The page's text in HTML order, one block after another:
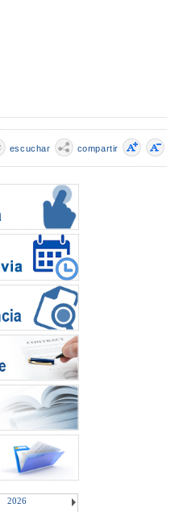
compartir
escuchar
2026